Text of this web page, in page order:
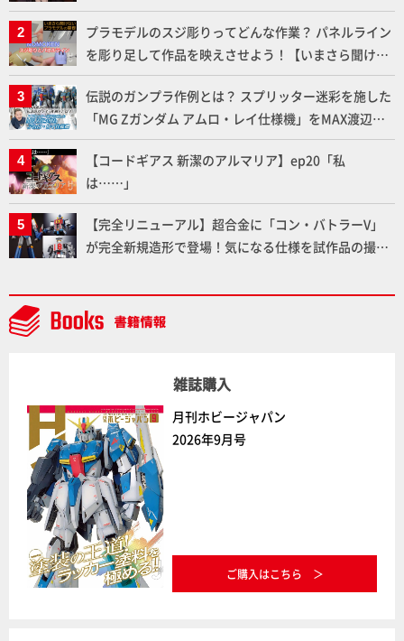
メラ永久保存化プロジェクト FINAL」
プラモデルのスジ彫りってどんな作業？ パネルライン
を彫り足して作品を映えさせよう！【いまさら聞けな
いプラモデルの基礎：スジ彫りとパネルライン】
伝説のガンプラ作例とは？ スプリッター迷彩を施した
「MG Zガンダム アムロ・レイ仕様機」をMAX渡辺が
ふたたび塗る!!【試し読み】
【コードギアス 新潔のアルマリア】ep20「私
は……」
【完全リニューアル】超合金に「コン・バトラーV」
が完全新規造形で登場！気になる仕様を試作品の撮り
ト」セット情報もお届け！【超合金の魂】
雑誌購入
月刊ホビージャパン
2026年9月号
ご購入はこちら